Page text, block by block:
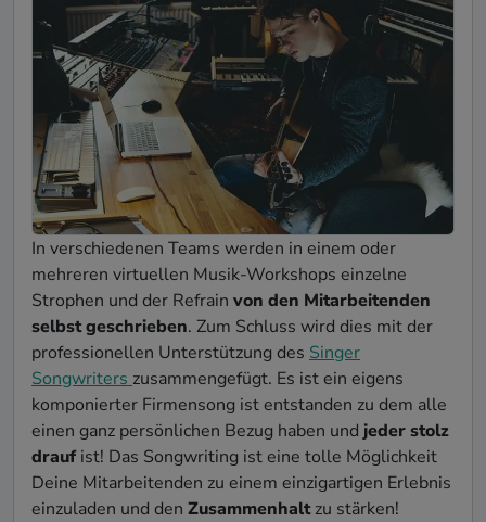
In verschiedenen Teams werden in einem oder
mehreren virtuellen Musik-Workshops einzelne
Strophen und der Refrain von den Mitarbeitenden
selbst geschrieben. Zum Schluss wird dies mit der
professionellen Unterstützung des Singer
Songwriters zusammengefügt. Es ist ein eigens
komponierter Firmensong ist entstanden zu dem alle
einen ganz persönlichen Bezug haben und jeder stolz
draufist! Das Songwriting ist eine tolle Möglichkeit
Deine Mitarbeitenden zu einem einzigartigen Erlebnis
einzuladen und den Zusammenhaltzu stärken!